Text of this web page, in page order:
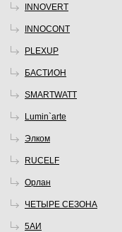
INNOVERT
INNOCONT
PLEXUP
БАСТИОН
SMARTWATT
Lumin`arte
Элком
RUCELF
Орлан
ЧЕТЫРЕ СЕЗОНА
5АИ